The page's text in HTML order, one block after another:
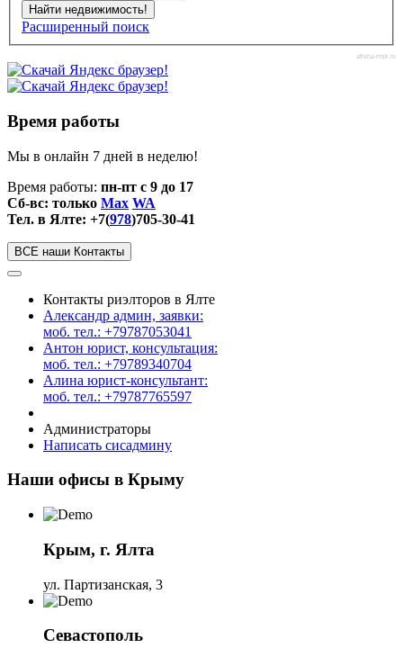
Расширенный поиск
afisha-msk.ru
Время работы
Мы в онлайн 7 дней в неделю!
Время работы: пн-пт с 9 до 17
Сб-вс: только Max WA
Тел. в Ялте: +7(978)705-30-41
ВСЕ наши Контакты
Контакты риэлторов в Ялте
Александр админ, заявки:
моб. тел.: +79787053041
Антон юрист, консультация:
моб. тел.: +79789340704
Алина юрист-консультант:
моб. тел.: +79787765597
Администраторы
Написать сисадмину
Наши офисы в Крыму
Крым, г. Ялта
ул. Партизанская, 3
Севастополь